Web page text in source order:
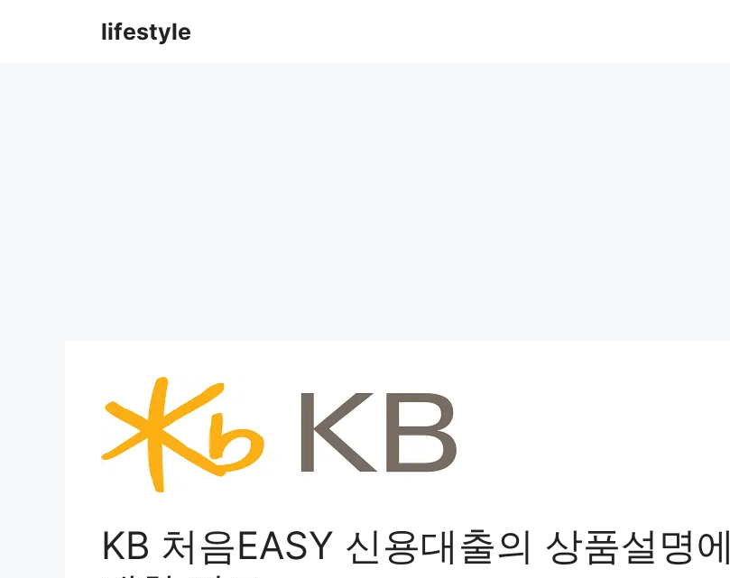
lifestyle
KB 처음EASY 신용대출의 상품설명에